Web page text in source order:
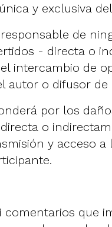
y exclusiva
responsable de
- directa o
intercambio de
autor o difusor de
por los
o
y acceso
comentarios que